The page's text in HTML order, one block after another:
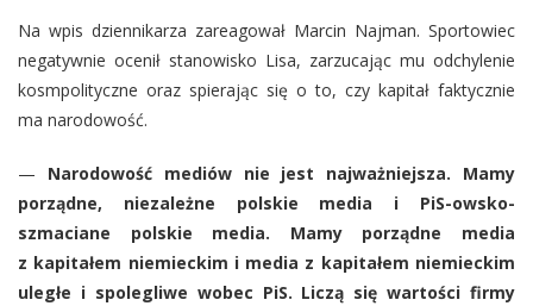
Na wpis dziennikarza zareagował Marcin Najman. Sportowiec
negatywnie ocenił stanowisko Lisa, zarzucając mu odchylenie
kosmpolityczne oraz spierając się o to, czy kapitał faktycznie
ma narodowość.
— Narodowość mediów nie jest najważniejsza. Mamy
porządne, niezależne polskie media i PiS-owsko-
szmaciane polskie media. Mamy porządne media
z kapitałem niemieckim i media z kapitałem niemieckim
uległe i spolegliwe wobec PiS. Liczą się wartości firmy